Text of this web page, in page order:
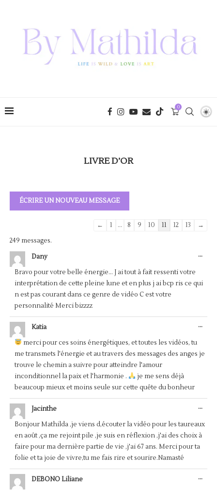
0
LIVRE D’OR
Navigation
du
livre
d’or
← 1 ... 8 9 10 11 12 13
→
249 messages.
Dany
Bravo pour votre belle énergie... J ai tout à fait ressenti votre
interprétation de cette pleine lune et en plus j ai bcp ris ce qui
n est pas courant dans ce genre de vidéo C est votre
personnalité Merci bizzzz
...
Katia
merci pour ces soins énergétiques, et toutes les vidéos, tu
me transmets l'énergie et au travers des messages des anges je
trouve le chemin a suivre pour atteindre l'amour
inconditionnel la paix et l'harmonie .
je me sens déjà
beaucoup mieux et moins seule sur cette quête du bonheur
...
Jacinthe
Bonjour Mathilda ,je viens d,écouter la vidéo pour les taureaux
en août ,ça me rejoint pile ,je suis en réflexion ,j'ai des choix à
faire pour ma dernière partie de vie ,j'ai 67 ans. Merci pour ta
folie et ta joie de vivre,tu me fais rire et sourire.Namasté
...
DEBONO Liliane
...